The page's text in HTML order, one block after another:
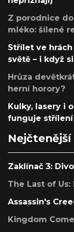
Z porodnice
mléko: šílené
Střílet ve
světě – i když
Hrůza
herní horory?
Kulky, lasery i
funguje střílení
Nejčtenější
Zaklínač 3:
The Last of
Assassin's
Kingdom